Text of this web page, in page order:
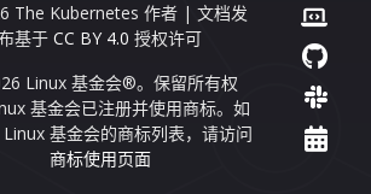
The Kubernetes 作者 | 文档发
基于CC BY 4.0 授权许可
Linux 基金会®。保留所有权
基金会已注册并使用商标。如
基金会的商标列表，请访问
商标使用页面